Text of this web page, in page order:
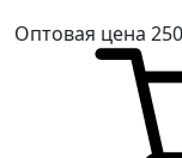
Оптовая цена 250